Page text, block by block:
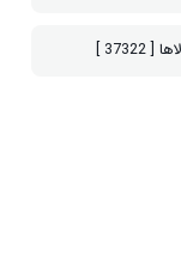
[ 37322 ]